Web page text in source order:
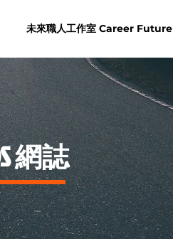
未來職人工作室 Career Future
網誌